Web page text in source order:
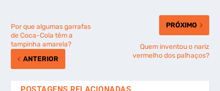
Por que algumas garrafas
de Coca-Cola têm a
tampinha amarela?
ANTERIOR
PRÓXIMO
Quem inventou o nariz
vermelho dos palhaços?